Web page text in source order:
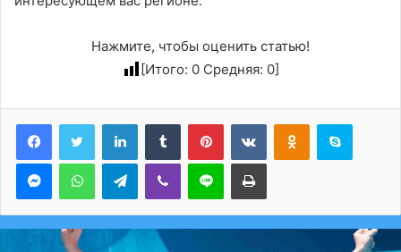
Нажмите, чтобы оценить статью!
[Итого: 0Средняя: 0]
LinkedInTumblr PinterestВконтактеОдноклассники
Skype
MessengerWhatsAppTelegramViber Line Печатать